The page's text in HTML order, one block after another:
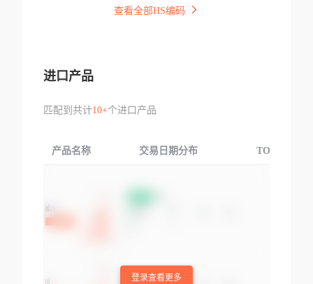
查看全部HS编码
进口产品
匹配到共计10+个进口产品
产品名称 交易日期分布 TOP3交易国
登录查看更多